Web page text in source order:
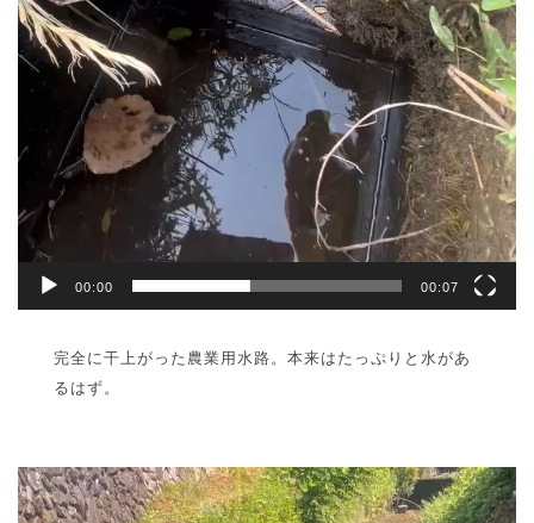
00:00 00:07
完全に干上がった農業用水路。本来はたっぷりと水があ
るはず。
動
画